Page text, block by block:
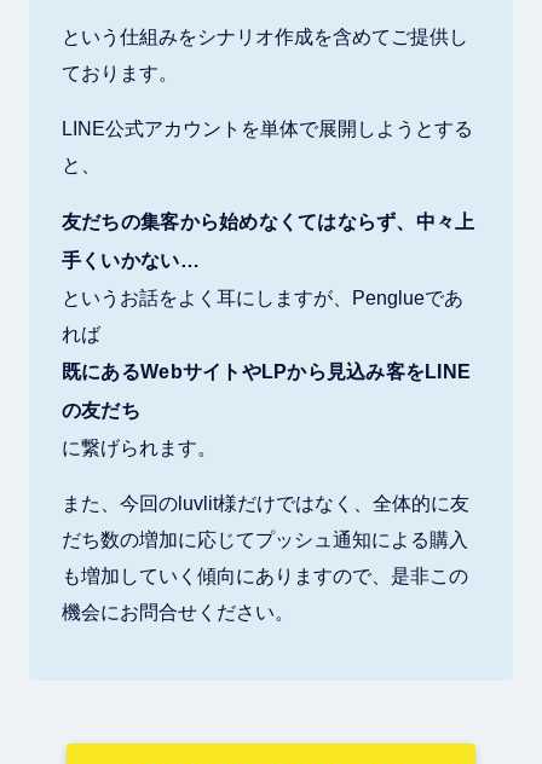
という仕組みをシナリオ作成を含めてご提供し
ております。
LINE公式アカウントを単体で展開しようとする
と、
友だちの集客から始めなくてはならず、中々上
手くいかない…
というお話をよく耳にしますが、Penglueであ
れば
既にあるWebサイトやLPから見込み客をLINE
の友だち
に繋げられます。
また、今回のluvlit様だけではなく、全体的に友
だち数の増加に応じてプッシュ通知による購入
も増加していく傾向にありますので、是非この
機会にお問合せください。